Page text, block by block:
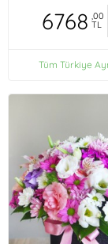
6768 ,00
TL
Tüm Türkiye